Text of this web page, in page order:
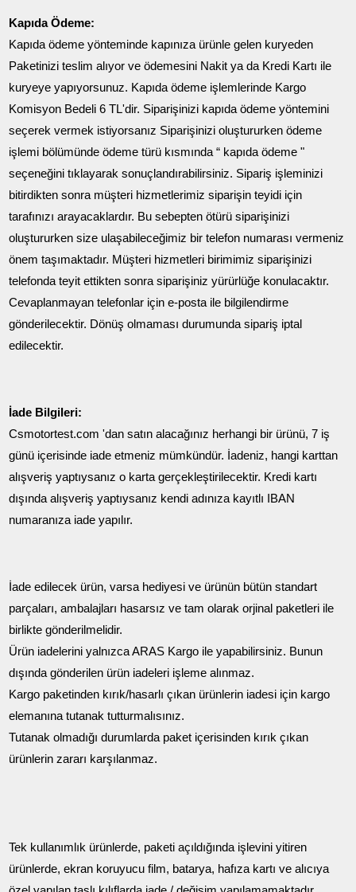
Kapıda Ödeme:
Kapıda ödeme yönteminde kapınıza ürünle gelen kuryeden
Paketinizi teslim alıyor ve ödemesini Nakit ya da Kredi Kartı ile
kuryeye yapıyorsunuz. Kapıda ödeme işlemlerinde Kargo
Komisyon Bedeli 6 TL'dir. Siparişinizi kapıda ödeme yöntemini
seçerek vermek istiyorsanız Siparişinizi oluştururken ödeme
işlemi bölümünde ödeme türü kısmında “ kapıda ödeme "
seçeneğini tıklayarak sonuçlandırabilirsiniz. Sipariş işleminizi
bitirdikten sonra müşteri hizmetlerimiz siparişin teyidi için
tarafınızı arayacaklardır. Bu sebepten ötürü siparişinizi
oluştururken size ulaşabileceğimiz bir telefon numarası vermeniz
önem taşımaktadır. Müşteri hizmetleri birimimiz siparişinizi
telefonda teyit ettikten sonra siparişiniz yürürlüğe konulacaktır.
Cevaplanmayan telefonlar için e-posta ile bilgilendirme
gönderilecektir. Dönüş olmaması durumunda sipariş iptal
edilecektir.
İade Bilgileri:
Csmotortest.com 'dan satın alacağınız herhangi bir ürünü, 7 iş
günü içerisinde iade etmeniz mümkündür. İadeniz, hangi karttan
alışveriş yaptıysanız o karta gerçekleştirilecektir. Kredi kartı
dışında alışveriş yaptıysanız kendi adınıza kayıtlı IBAN
numaranıza iade yapılır.
İade edilecek ürün, varsa hediyesi ve ürünün bütün standart
parçaları, ambalajları hasarsız ve tam olarak orjinal paketleri ile
birlikte gönderilmelidir.
Ürün iadelerini yalnızca ARAS Kargo ile yapabilirsiniz. Bunun
dışında gönderilen ürün iadeleri işleme alınmaz.
Kargo paketinden kırık/hasarlı çıkan ürünlerin iadesi için kargo
elemanına tutanak tutturmalısınız.
Tutanak olmadığı durumlarda paket içerisinden kırık çıkan
ürünlerin zararı karşılanmaz.
Tek kullanımlık ürünlerde, paketi açıldığında işlevini yitiren
ürünlerde, ekran koruyucu film, batarya, hafıza kartı ve alıcıya